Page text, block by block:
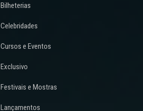
Bilheterias
Celebridades
Cursos e Eventos
Exclusivo
Festivais e Mostras
Lançamentos